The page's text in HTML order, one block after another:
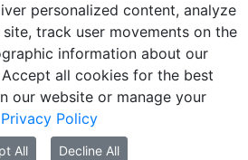
NEPTUN E-learning
personalized content, analyze
track user movements on the
information about our
all cookies for the best
our website or manage your
Policy
All Decline All